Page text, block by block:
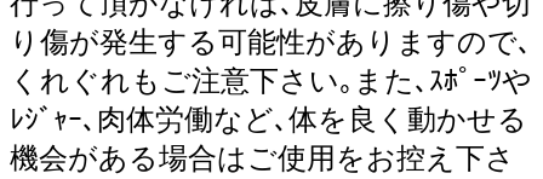
り傷が発生する可能性がありますので､
くれぐれもご注意下さい｡また､ｽﾎﾟｰﾂや
ﾚｼﾞｬｰ､肉体労働など､体を良く動かせる
機会がある場合はご使用をお控え下さ